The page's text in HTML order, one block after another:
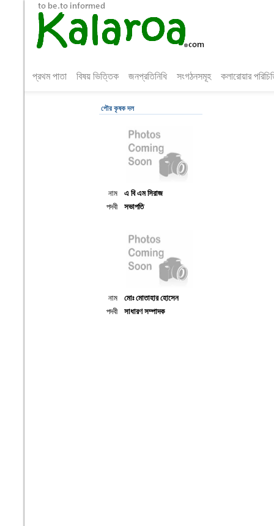
প্রথম পাতা বিষয় ভিত্তিক জনপ্রতিনিধি সংগঠনসমূহ কলারোয়ার
পৌর কৃষক দল
নাম
এ বি এম সিরাজ
পদবী
সভাপতি
নাম
মোঃ মোতাহার হোসেন
পদবী
সাধারণ সম্পাদক